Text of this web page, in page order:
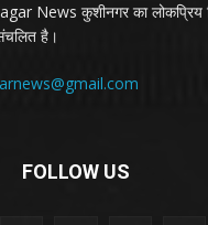
News कुशीनगर का लोकप्रिय
है।
FOLLOW US